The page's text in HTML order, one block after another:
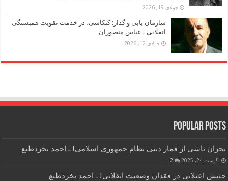
جولای 19, 2026
سازمان یابی و گذار: کنکاشی، در خدمت تقویت همبستگی
انقلابی ـ عباس منصوران
جولای 12, 2026
Popular Posts
بحران ناشی از قمار دینی نظام جمهوری اسلامی! ـ احمد بخردطبع
آگوست 24, 2025 2
جنبش اعتلایی در فقدان وضعیت انقلابی! ـ احمد بخردطبع